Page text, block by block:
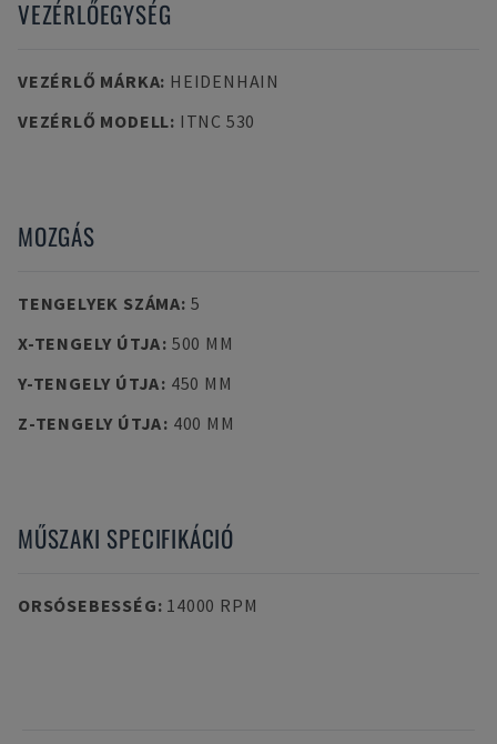
VEZÉRLŐEGYSÉG
VEZÉRLŐ MÁRKA: HEIDENHAIN
VEZÉRLŐ MODELL: ITNC 530
MOZGÁS
TENGELYEK SZÁMA: 5
X-TENGELY ÚTJA: 500 MM
Y-TENGELY ÚTJA: 450 MM
Z-TENGELY ÚTJA: 400 MM
MŰSZAKI SPECIFIKÁCIÓ
ORSÓSEBESSÉG: 14000 RPM